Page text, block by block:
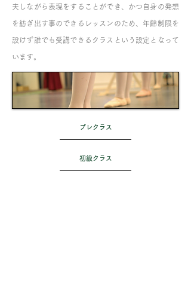
夫しながら表現をすることができ、かつ自身の発想
を紡ぎ出す事のできるレッスンのため、年齢制限を
設けず誰でも受講できるクラスという設定となって
います。
プレクラス
初級クラス